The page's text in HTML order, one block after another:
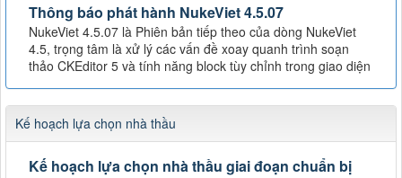
Thông báo phát hành NukeViet 4.5.07
NukeViet 4.5.07 là Phiên bản tiếp theo của dòng NukeViet
4.5, trọng tâm là xử lý các vấn đề xoay quanh trình soạn
thảo CKEditor 5 và tính năng block tùy chỉnh trong giao diện
Kế hoạch lựa chọn nhà thầu
Kế hoạch lựa chọn nhà thầu giai đoạn chuẩn bị